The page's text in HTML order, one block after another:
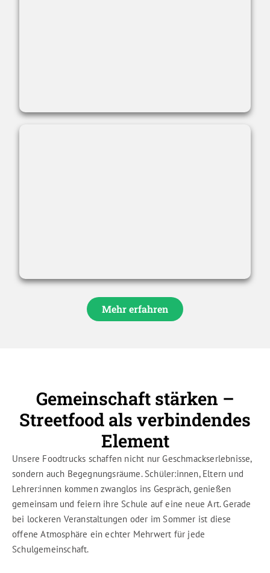
Mehr erfahren
Gemeinschaft stärken –
Streetfood als verbindendes
Element
Unsere Foodtrucks schaffen nicht nur Geschmackserlebnisse,
sondern auch Begegnungsräume. Schüler:innen, Eltern und
Lehrer:innen kommen zwanglos ins Gespräch, genießen
gemeinsam und feiern ihre Schule auf eine neue Art. Gerade
bei lockeren Veranstaltungen oder im Sommer ist diese
offene Atmosphäre ein echter Mehrwert für jede
Schulgemeinschaft.